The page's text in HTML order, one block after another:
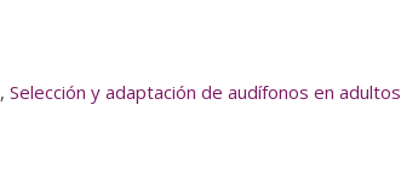
,Selección y adaptación de audífonos en adultos